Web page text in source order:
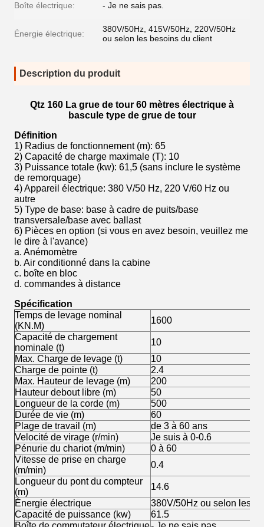
Boîte électrique: - Je ne sais pas.
Énergie électrique:
380V/50Hz, 415V/50Hz, 220V/50Hz
ou selon les besoins du client
Description du produit
Qtz 160 La grue de tour 60 mètres électrique à
bascule type de grue de tour
Définition
1) Radius de fonctionnement (m): 65
2) Capacité de charge maximale (T): 10
3) Puissance totale (kw): 61,5 (sans inclure le système
de remorquage)
4) Appareil électrique: 380 V/50 Hz, 220 V/60 Hz ou
autre
5) Type de base: base à cadre de puits/base
transversale/base avec ballast
6) Pièces en option (si vous en avez besoin, veuillez me
le dire à l'avance)
a. Anémomètre
b. Air conditionné dans la cabine
c. boîte en bloc
d. commandes à distance
Spécification
Temps de levage nominal
(KN.M)
1600
Capacité de chargement
nominale (t)
10
Max. Charge de levage (t)
10
Charge de pointe (t)
2.4
Max. Hauteur de levage (m)
200
Hauteur debout libre (m)
50
Longueur de la corde (m)
500
Durée de vie (m)
60
Plage de travail (m)
de 3 à 60 ans
Velocité de virage (r/min)
Je suis à 0-0.6
Pénurie du chariot (m/min)
0 à 60
Vitesse de prise en charge
(m/min)
0.4
Longueur du pont du compteur
(m)
14.6
Énergie électrique
380V/50Hz ou selon les
Capacité de puissance (kw)
61.5